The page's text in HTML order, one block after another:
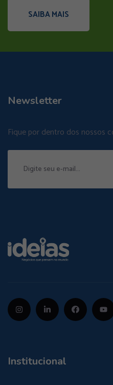
SAIBA MAIS
Newsletter
Fique por dentro dos nossos
Institucional